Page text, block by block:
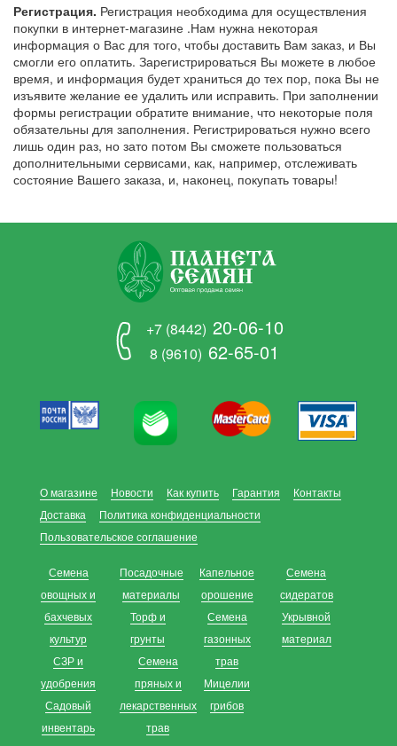
Регистрация. Регистрация необходима для осуществления
покупки в интернет-магазине .Нам нужна некоторая
информация о Вас для того, чтобы доставить Вам заказ, и Вы
смогли его оплатить. Зарегистрироваться Вы можете в любое
время, и информация будет храниться до тех пор, пока Вы не
изъявите желание ее удалить или исправить. При заполнении
формы регистрации обратите внимание, что некоторые поля
обязательны для заполнения. Регистрироваться нужно всего
лишь один раз, но зато потом Вы сможете пользоваться
дополнительными сервисами, как, например, отслеживать
состояние Вашего заказа, и, наконец, покупать товары!
+7 (8442) 20-06-10
8 (9610) 62-65-01
О магазине Новости Как купить Гарантия
Контакты
Доставка
Политика конфиденциальности
Пользовательское соглашение
Семена
овощных и
бахчевых
культур
СЗР и
удобрения
Садовый
инвентарь
Посадочные
материалы
Торф и
грунты
Семена
пряных и
лекарственных
трав
Капельное
орошение
Семена
газонных
трав
Мицелии
грибов
Семена
сидератов
Укрывной
материал